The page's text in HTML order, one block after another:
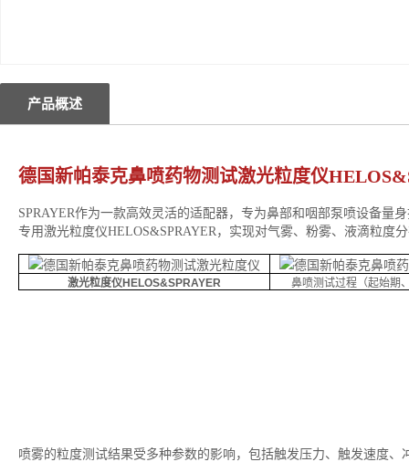
产品概述
德国新帕泰克鼻喷药物测试激光粒度仪
SPRAYER作为一款高效灵活的适配器，专为鼻部和咽部泵喷设备量
专用激光粒度仪HELOS&SPRAYER，实现对气雾、粉雾、液滴粒度
激光粒度仪HELOS&SPRAYER 鼻喷测试过程（起始期
喷雾的粒度测试结果受多种参数的影响，包括触发压力、触发速度